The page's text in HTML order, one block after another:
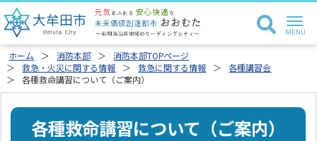
ホーム 消防本部
消防本部TOPページ
救急・火災に関する情報
救急に関する情報
各種講習会
各種救命講習について（ご案内）
各種救命講習について（ご案内）